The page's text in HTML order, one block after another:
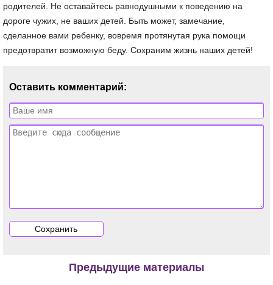
родителей. Не оставайтесь равнодушными к поведению на
дороге чужих, не ваших детей. Быть может, замечание,
сделанное вами ребенку, вовремя протянутая рука помощи
предотвратит возможную беду. Сохраним жизнь наших детей!
Оставить комментарий:
Предыдущие материалы